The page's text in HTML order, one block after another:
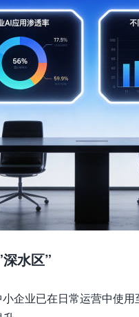
水区”
企业已在日常运营中使